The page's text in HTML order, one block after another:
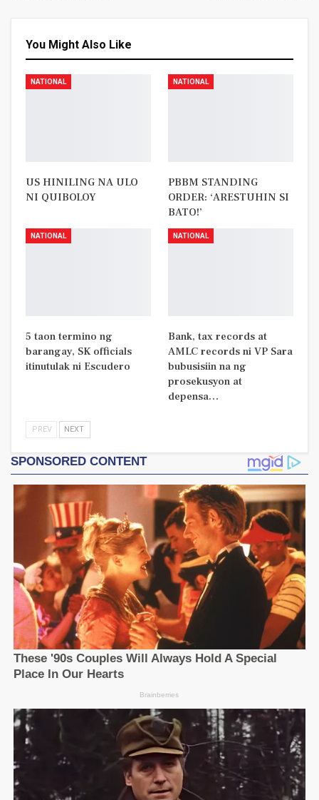
You Might Also Like
NATIONAL
US HINILING NA ULO
NI QUIBOLOY
NATIONAL
PBBM STANDING
ORDER: ‘ARESTUHIN SI
BATO!’
NATIONAL
5 taon termino ng
barangay, SK officials
itinutulak ni Escudero
NATIONAL
Bank, tax records at
AMLC records ni VP Sara
bubusisiin na ng
prosekusyon at
depensa…
PREV NEXT